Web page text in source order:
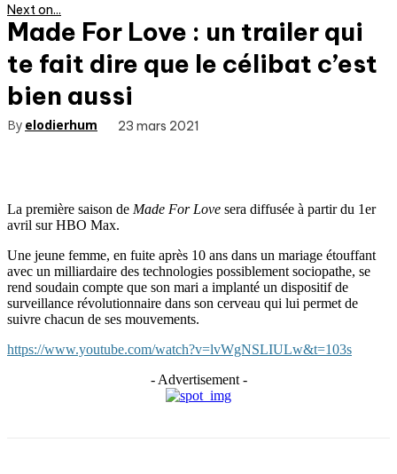
Next on...
Made For Love : un trailer qui
te fait dire que le célibat c’est
bien aussi
By elodierhum 23 mars 2021
La première saison de Made For Love sera diffusée à partir du 1er
avril sur HBO Max.
Une jeune femme, en fuite après 10 ans dans un mariage étouffant
avec un milliardaire des technologies possiblement sociopathe, se
rend soudain compte que son mari a implanté un dispositif de
surveillance révolutionnaire dans son cerveau qui lui permet de
suivre chacun de ses mouvements.
https://www.youtube.com/watch?v=lvWgNSLIULw&t=103s
- Advertisement -